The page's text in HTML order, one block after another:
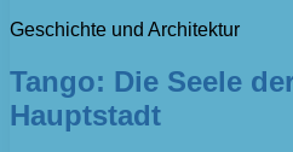
Geschichte und Architektur
Tango: Die Seele
Hauptstadt